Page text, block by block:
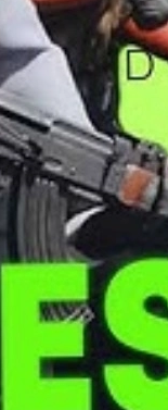
từng Tier để
đẹp, vừa hiếm, vừa
– phong cách tội
cái tên luôn nằm top
binh đầy khí chất,
– chuẩn
Professionals
–
– phong
nữ hiếm hoi nhưng